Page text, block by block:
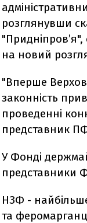
розглянувши
на новий
"Вперше
законність
проведенні
представник
У Фонді
представники
НЗФ -
та